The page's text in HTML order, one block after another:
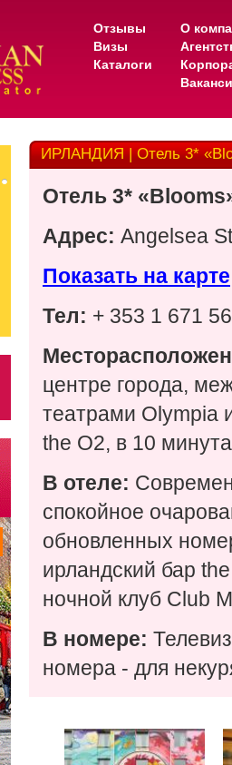
Отзывы
Визы
Каталоги
О
ИРЛАНДИЯ | Отель 3*
Отель 3*
Адрес: Angelsea
Показать на карте
Тел: + 353 1 671
центре города,
театрами Olympia
the O2, в 10
В отеле:
спокойное
обновленных
ирландский бар
ночной клуб Club
В номере:
номера - для